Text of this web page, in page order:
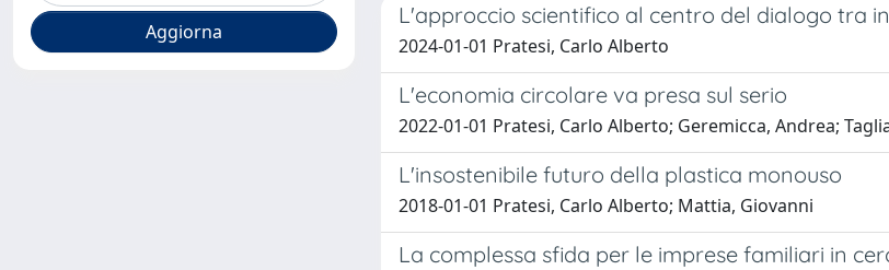
L'approccio scientifico al centro del dialogo tra
2024-01-01 Pratesi, Carlo Alberto
L'economia circolare va presa sul serio
2022-01-01 Pratesi, Carlo Alberto; Geremicca, Andrea;
L'insostenibile futuro della plastica monouso
2018-01-01 Pratesi, Carlo Alberto; Mattia, Giovanni
La complessa sfida per le imprese familiari in